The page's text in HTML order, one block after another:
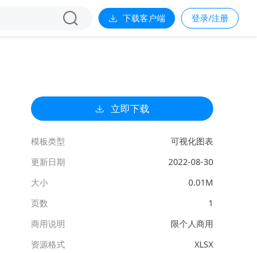
下载客户端 登录/注册
立即下载
模板类型
可视化图表
更新日期
2022-08-30
大小
0.01M
页数
1
商用说明
限个人商用
资源格式
XLSX